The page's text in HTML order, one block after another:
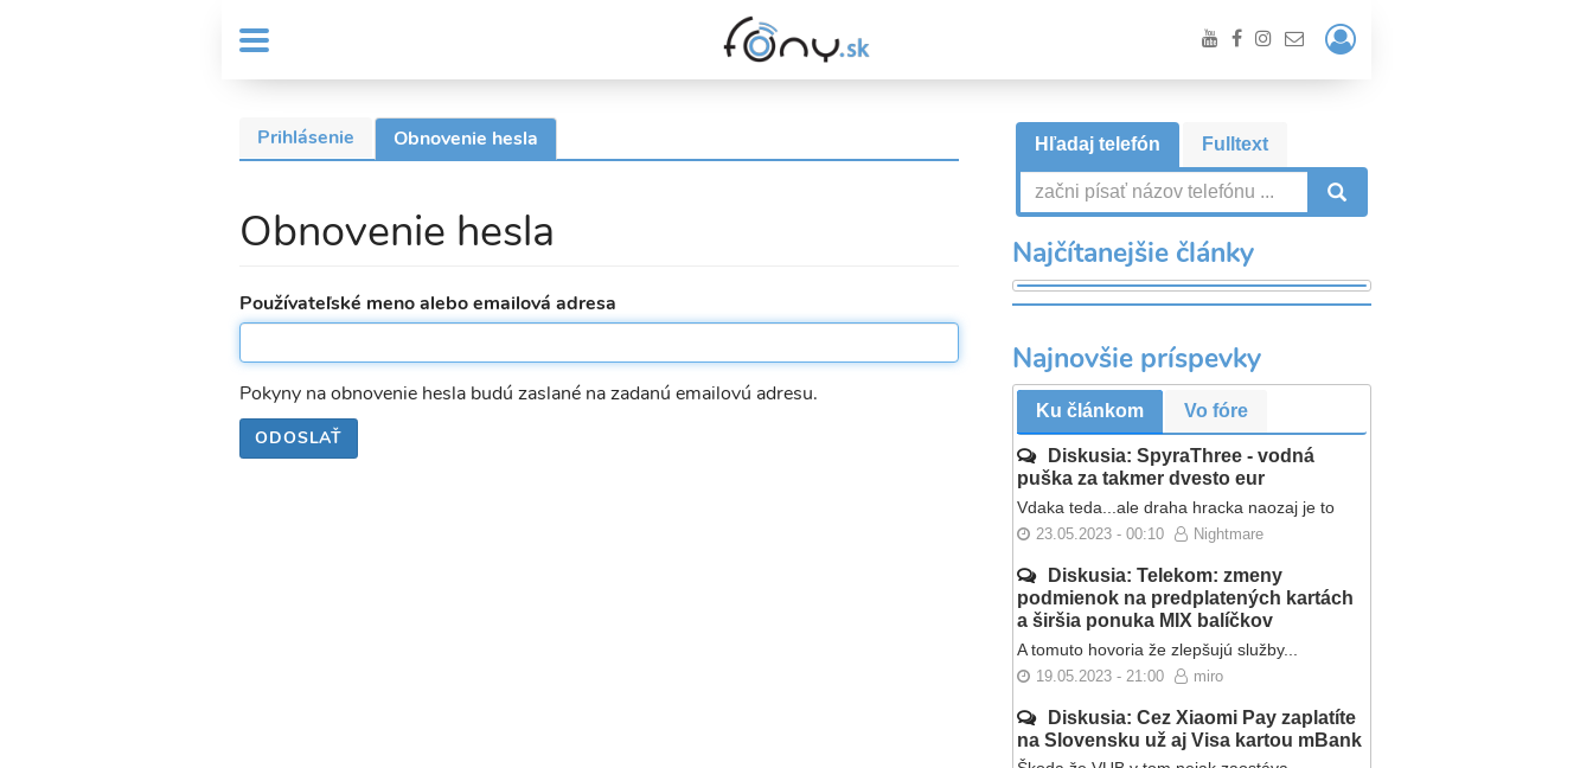
MENU
Header
menu
User
account
Prihlásiť
/
Registrácia
Primárne
Prihlásenie Obnovenie hesla
karta)
Obnovenie hesla
Používateľské meno alebo emailová adresa
Pokyny na obnovenie hesla budú zaslané na zadanú emailovú adresu.
ODOSLAŤ
Hľadaj telefón Fulltext
Najčítanejšie články
Najnovšie príspevky
Ku článkom Vo fóre
Diskusia: SpyraThree - vodná
puška za takmer dvesto eur
Vdaka teda...ale draha hracka naozaj je to
23.05.2023 - 00:10 Nightmare
Diskusia: Telekom: zmeny
podmienok na predplatených kartách
a širšia ponuka MIX balíčkov
A tomuto hovoria že zlepšujú služby...
19.05.2023 - 21:00 miro
Diskusia: Cez Xiaomi Pay zaplatíte
na Slovensku už aj Visa kartou mBank